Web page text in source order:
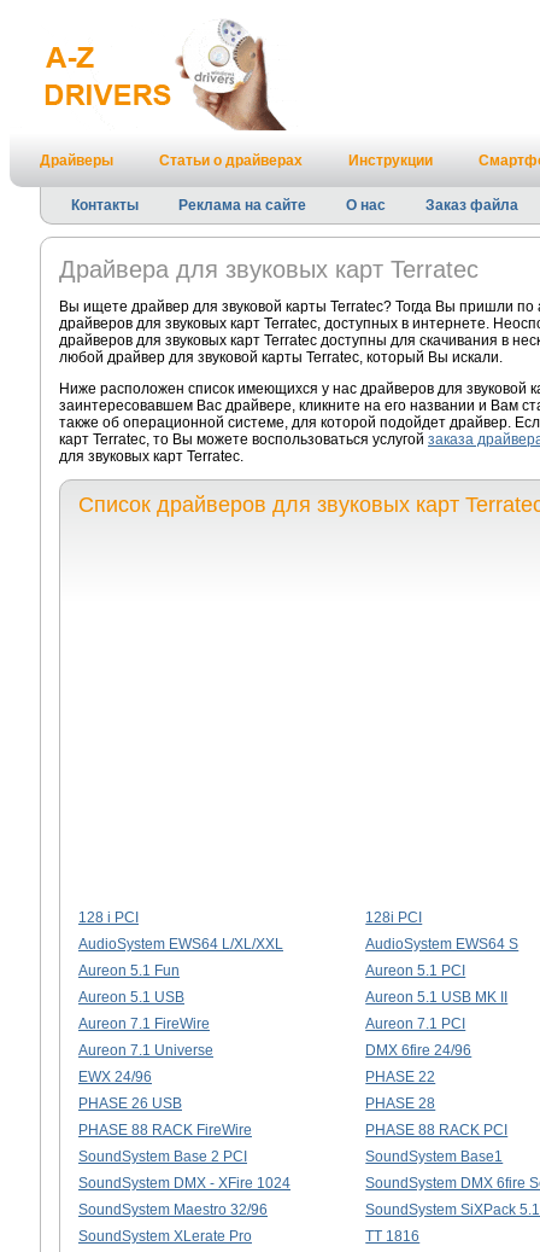
Драйверы Статьи о драйверах Инструкции
Контакты Реклама на сайте О нас Заказ файла
Драйвера для звуковых карт Terratec
Вы ищете драйвер для звуковой карты Terratec? Тогда Вы пришли
драйверов для звуковых карт Terratec, доступных в интернете.
драйверов для звуковых карт Terratec доступны для скачивания в
любой драйвер для звуковой карты Terratec, который Вы искали.
Ниже расположен список имеющихся у нас драйверов для звуковой
заинтересовавшем Вас драйвере, кликните на его названии и Вам
также об операционной системе, для которой подойдет драйвер.
карт Terratec, то Вы можете воспользоваться услугой заказа
для звуковых карт Terratec.
Список драйверов для звуковых карт
128 i PCI
128i PCI
AudioSystem EWS64 L/XL/XXL
AudioSystem EWS64 S
Aureon 5.1 Fun
Aureon 5.1 PCI
Aureon 5.1 USB
Aureon 5.1 USB MK II
Aureon 7.1 FireWire
Aureon 7.1 PCI
Aureon 7.1 Universe
DMX 6fire 24/96
EWX 24/96
PHASE 22
PHASE 26 USB
PHASE 28
PHASE 88 RACK FireWire
PHASE 88 RACK PCI
SoundSystem Base 2 PCI
SoundSystem Base1
SoundSystem DMX - XFire 1024
SoundSystem DMX 6fire
SoundSystem Maestro 32/96
SoundSystem SiXPack
SoundSystem XLerate Pro
TT 1816